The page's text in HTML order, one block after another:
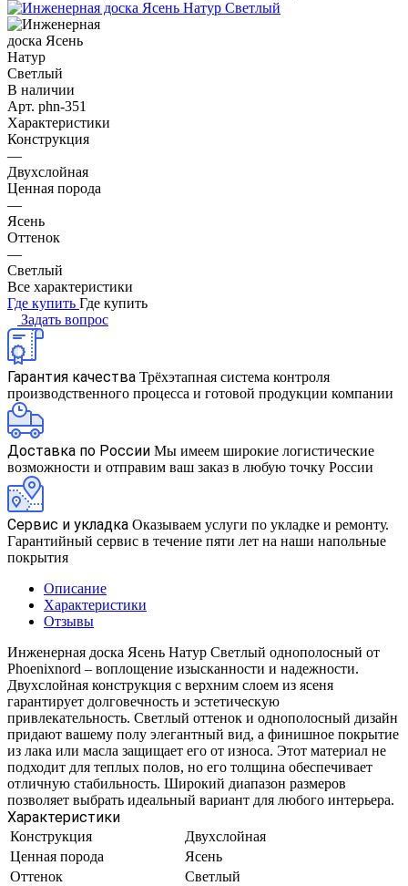
В наличии
Арт. phn-351
Характеристики
Конструкция
—
Двухслойная
Ценная порода
—
Ясень
Оттенок
—
Светлый
Все характеристики
Где купить Где купить
Задать вопрос
Гарантия качества Трёхэтапная система контроля
производственного процесса и готовой продукции компании
Доставка по России Мы имеем широкие логистические
возможности и отправим ваш заказ в любую точку России
Сервис и укладка Оказываем услуги по укладке и ремонту.
Гарантийный сервис в течение пяти лет на наши напольные
покрытия
Описание
Характеристики
Отзывы
Инженерная доска Ясень Натур Светлый однополосный от
Phoenixnord – воплощение изысканности и надежности.
Двухслойная конструкция с верхним слоем из ясеня
гарантирует долговечность и эстетическую
привлекательность. Светлый оттенок и однополосный дизайн
придают вашему полу элегантный вид, а финишное покрытие
из лака или масла защищает его от износа. Этот материал не
подходит для теплых полов, но его толщина обеспечивает
отличную стабильность. Широкий диапазон размеров
позволяет выбрать идеальный вариант для любого интерьера.
Характеристики
Конструкция
Двухслойная
Ценная порода
Ясень
Оттенок
Светлый